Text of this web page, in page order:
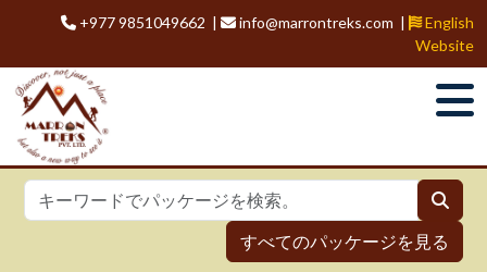
+977 9851049662 | info@marrontreks.com |
English
Website
すべてのパッケージを見る